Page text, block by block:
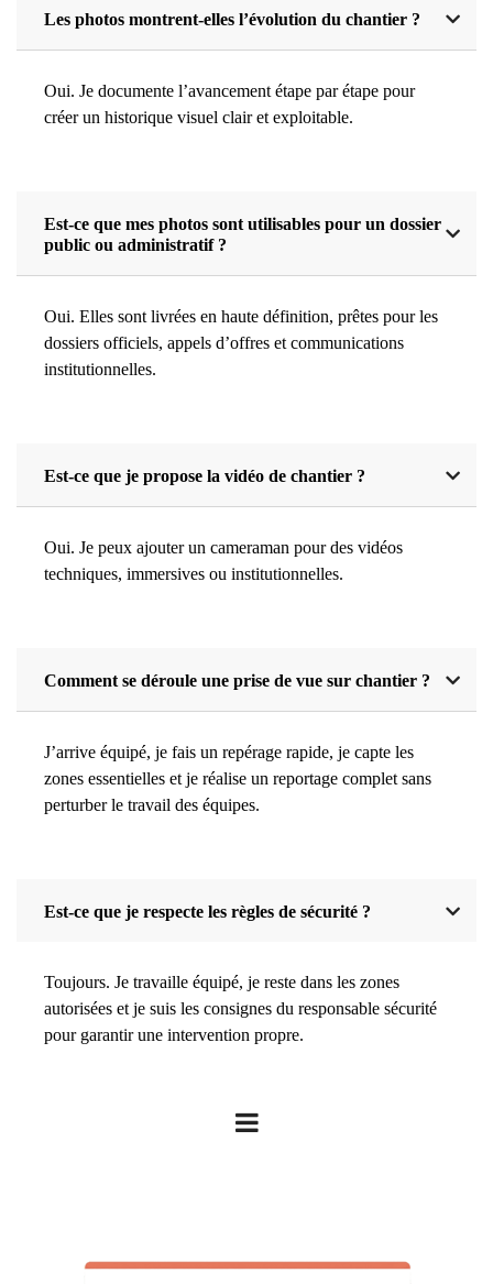
Les photos montrent-elles l’évolution du chantier ?
Oui. Je documente l’avancement étape par étape pour
créer un historique visuel clair et exploitable.
Est-ce que mes photos sont utilisables pour un dossier
public ou administratif ?
Oui. Elles sont livrées en haute définition, prêtes pour les
dossiers officiels, appels d’offres et communications
institutionnelles.
Est-ce que je propose la vidéo de chantier ?
Oui. Je peux ajouter un cameraman pour des vidéos
techniques, immersives ou institutionnelles.
Comment se déroule une prise de vue sur chantier ?
J’arrive équipé, je fais un repérage rapide, je capte les
zones essentielles et je réalise un reportage complet sans
perturber le travail des équipes.
Est-ce que je respecte les règles de sécurité ?
Toujours. Je travaille équipé, je reste dans les zones
autorisées et je suis les consignes du responsable sécurité
pour garantir une intervention propre.